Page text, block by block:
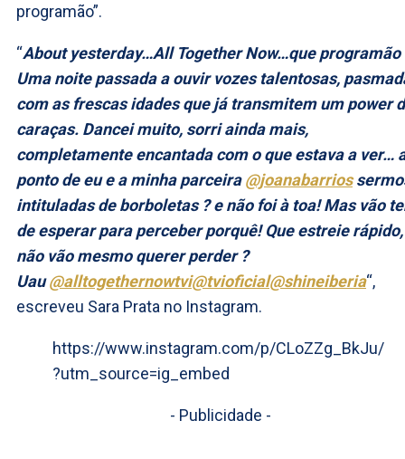
programão”.
“About yesterday…All Together Now…que programão
Uma noite passada a ouvir vozes talentosas,
com as frescas idades que já transmitem um power
caraças. Dancei muito, sorri ainda mais,
completamente encantada com o que estava a ver…
ponto de eu e a minha parceira@joanabarrios
intituladas de borboletas ? e não foi à toa! Mas vão
de esperar para perceber porquê! Que estreie rápido,
não vão mesmo querer perder ?
Uau@alltogethernowtvi@tvioficial@shineiberia“,
escreveu Sara Prata no Instagram.
https://www.instagram.com/p/CLoZZg_BkJu/
?utm_source=ig_embed
- Publicidade -